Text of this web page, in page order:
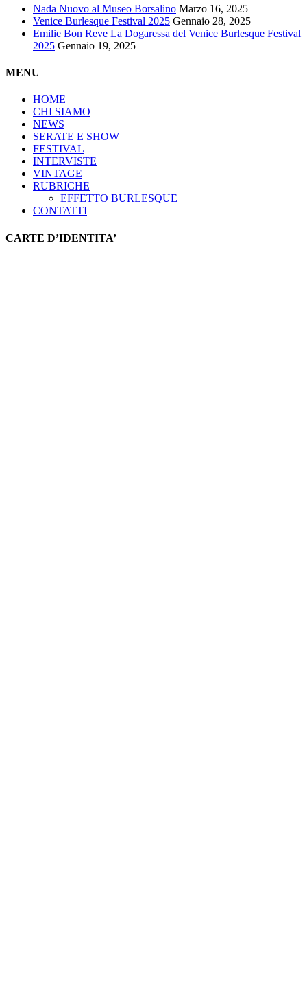
Nada Nuovo al Museo Borsalino Marzo 16, 2025
Venice Burlesque Festival 2025 Gennaio 28, 2025
Emilie Bon Reve La Dogaressa del Venice Burlesque Festival
2025 Gennaio 19, 2025
MENU
HOME
CHI SIAMO
NEWS
SERATE E SHOW
FESTIVAL
INTERVISTE
VINTAGE
RUBRICHE
EFFETTO BURLESQUE
CONTATTI
CARTE D’IDENTITA’